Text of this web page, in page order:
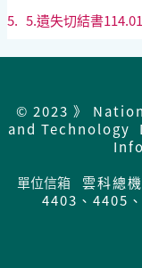
5. 5.遺失切結書
© 2023 》
and Technology
單位信箱
雲科總
4403、4405